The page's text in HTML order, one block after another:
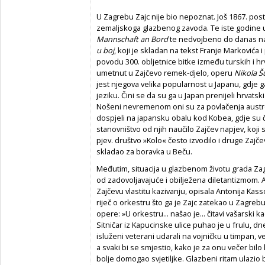
U Zagrebu Zajc nije bio nepoznat. Još 1867.
zemaljskoga glazbenog zavoda. Te iste
Mannschaft an Bordte nedvojbeno do danas
u boj, koji je skladan na tekst Franje
povodu 300. obljetnice bitke između turskih i
umetnut u Zajčevo remek-djelo, operu Nikola
jest njegova velika popularnost u Japanu, gdje
jeziku. Čini se da su ga u Japan prenijeli
Nošeni nevremenom oni su za povlačenja
dospjeli na japansku obalu kod Kobea, gdje su
stanovništvo od njih naučilo Zajčev napjev, koji
pjev. društvo »Kolo« često izvodilo i druge
skladao za boravka u Beču.
Međutim, situacija u glazbenom životu grada
od zadovoljavajuće i obilježena diletantizmom.
Zajčevu vlastitu kazivanju, opisala Antonija
riječ o orkestru što ga je Zajc zatekao u
opere: »U orkestru... našao je... čitavi vašarski
Sitničar iz Kapucinske ulice puhao je u frulu,
isluženi veterani udarali na vojničku u timpan,
a svaki bi se smjestio, kako je za onu večer
bolje domogao svjetiljke. Glazbeni ritam ulazio